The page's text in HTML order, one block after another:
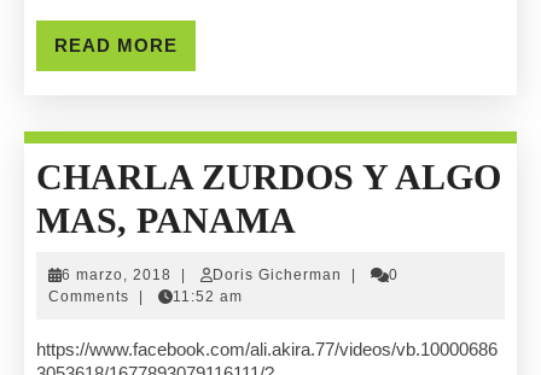
READ MORE
MORE
CHARLA ZURDOS Y ALGO
MAS, PANAMA
ZURDOS
ALGO
6 marzo, 2018
marzo,
Doris Gicherman Doris 0
Comments
11:52 am
https://www.facebook.com/ali.akira.77/videos/vb.10000686